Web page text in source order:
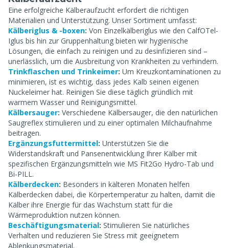
Eine erfolgreiche Kälberaufzucht erfordert die richtigen
Materialien und Unterstützung. Unser Sortiment umfasst:
Kälberiglus & -boxen: Von Einzelkälberiglus wie den CalfOTel-
Iglus bis hin zur Gruppenhaltung bieten wir hygienische
Lösungen, die einfach zu reinigen und zu desinfizieren sind –
unerlässlich, um die Ausbreitung von Krankheiten zu verhindern.
Trinkflaschen und Trinkeimer: Um Kreuzkontaminationen zu
minimieren, ist es wichtig, dass jedes Kalb seinen eigenen
Nuckeleimer hat. Reinigen Sie diese täglich gründlich mit
warmem Wasser und Reinigungsmittel.
Kälbersauger: Verschiedene Kälbersauger, die den natürlichen
Saugreflex stimulieren und zu einer optimalen Milchaufnahme
beitragen.
Ergänzungsfuttermittel: Unterstützen Sie die
Widerstandskraft und Pansenentwicklung Ihrer Kälber mit
spezifischen Ergänzungsmitteln wie MS Fit2Go Hydro-Tab und
Bi-PILL.
Kälberdecken: Besonders in kälteren Monaten helfen
Kälberdecken dabei, die Körpertemperatur zu halten, damit die
Kälber ihre Energie für das Wachstum statt für die
Wärmeproduktion nutzen können.
Beschäftigungsmaterial: Stimulieren Sie natürliches
Verhalten und reduzieren Sie Stress mit geeignetem
Ablenkungsmaterial.